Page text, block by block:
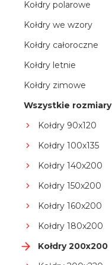
Kołdry polarowe
Kołdry we wzory
Kołdry całoroczne
Kołdry letnie
Kołdry zimowe
Wszystkie rozmiary
Kołdry 90x120
Kołdry 100x135
Kołdry 140x200
Kołdry 150x200
Kołdry 160x200
Kołdry 180x200
Kołdry 200x200